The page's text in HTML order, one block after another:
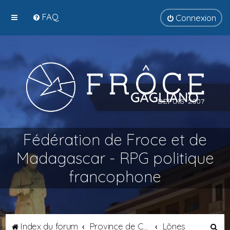
FAQ Connexion
Fédération de Froce et de
Madagascar - RPG politique
francophone
Index du forum Province de Catalogne Lônes